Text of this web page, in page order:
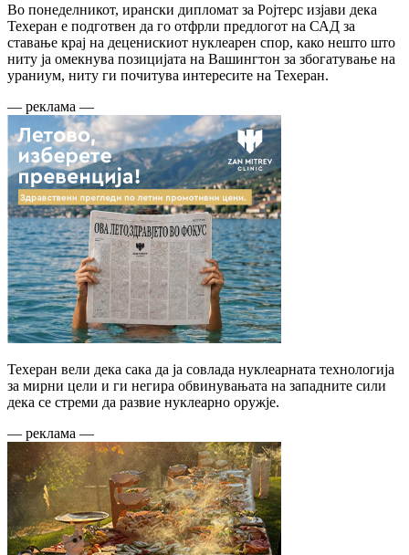
Во понеделникот, ирански дипломат за Ројтерс изјави дека
Техеран е подготвен да го отфрли предлогот на САД за
ставање крај на деценискиот нуклеарен спор, како нешто што
ниту ја омекнува позицијата на Вашингтон за збогатување на
ураниум, ниту ги почитува интересите на Техеран.
— реклама —
Техеран вели дека сака да ја совлада нуклеарната технологија
за мирни цели и ги негира обвинувањата на западните сили
дека се стреми да развие нуклеарно оружје.
— реклама —